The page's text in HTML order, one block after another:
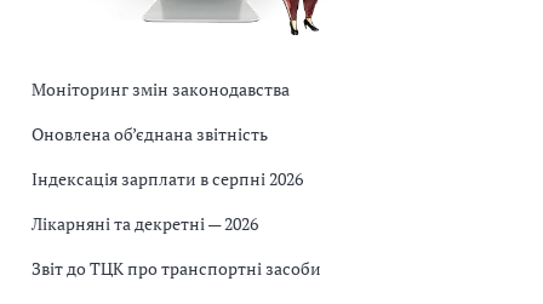
Моніторинг змін законодавства
Оновлена об’єднана звітність
Індексація зарплати в серпні 2026
Лікарняні та декретні — 2026
Звіт до ТЦК про транспортні засоби